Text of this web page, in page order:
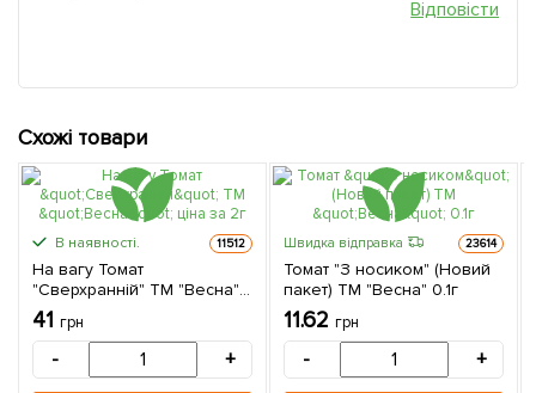
Відповісти
Схожі товари
В наявності. 11512
На вагу Томат
"Сверхранній" ТМ "Весна"
ціна за 2г
41 грн
- +
Швидка відправка 23614
Томат "З носиком" (Новий
пакет) ТМ "Весна" 0.1г
11.62 грн
- +